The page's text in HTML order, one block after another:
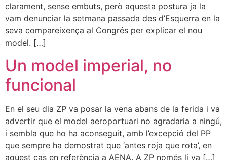
clarament, sense embuts, però aquesta postura ja la
vam denunciar la setmana passada des d’Esquerra en la
seva compareixença al Congrés per explicar el nou
model. […]
Un model imperial, no
funcional
En el seu dia ZP va posar la vena abans de la ferida i va
advertir que el model aeroportuari no agradaria a ningú,
i sembla que ho ha aconseguit, amb l’excepció del PP
que sempre ha demostrat que ‘antes roja que rota’, en
aquest cas en referència a AENA. A ZP només li va […]